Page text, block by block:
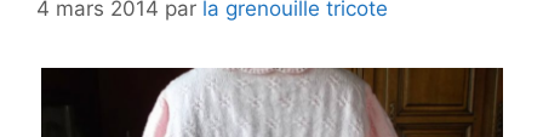
4 mars 2014 par la grenouille tricote